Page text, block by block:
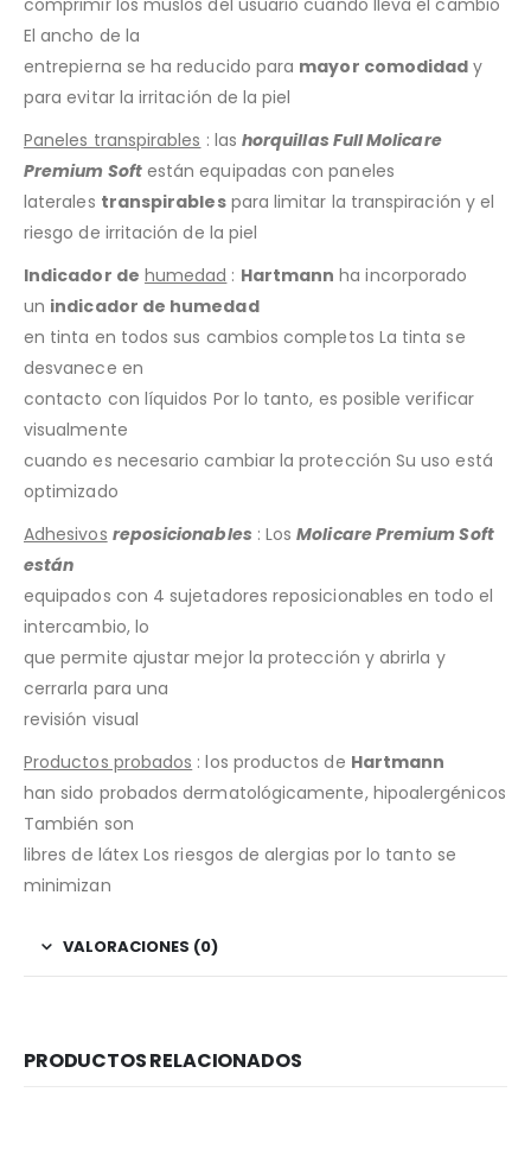
comprimir los muslos del usuario cuando lleva el cambio
El ancho de la
entrepierna se ha reducido para mayor comodidad y
para evitar la irritación de la piel
Paneles transpirables : las horquillas Full Molicare
Premium Softestán equipadas con paneles
laterales transpirablespara limitar la transpiración y el
riesgo de irritación de la piel
Indicador de humedad : Hartmann ha incorporado
un indicador de humedad
en tinta en todos sus cambios completos La tinta se
desvanece en
contacto con líquidos Por lo tanto, es posible verificar
visualmente
cuando es necesario cambiar la protección Su uso está
optimizado
Adhesivos reposicionables : LosMolicare Premium Soft
están
equipados con 4 sujetadores reposicionables en todo el
intercambio, lo
que permite ajustar mejor la protección y abrirla y
cerrarla para una
revisión visual
Productos probados : los productos de Hartmann
han sido probados dermatológicamente, hipoalergénicos
También son
libres de látex Los riesgos de alergias por lo tanto se
minimizan
VALORACIONES (0)
PRODUCTOS RELACIONADOS